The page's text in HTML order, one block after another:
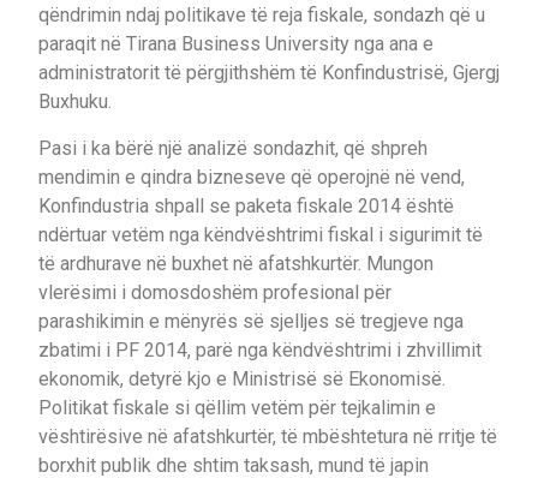
qëndrimin ndaj politikave të reja fiskale, sondazh që u
paraqit në Tirana Business University nga ana e
administratorit të përgjithshëm të Konfindustrisë, Gjergj
Buxhuku.
Pasi i ka bërë një analizë sondazhit, që shpreh
mendimin e qindra bizneseve që operojnë në vend,
Konfindustria shpall se paketa fiskale 2014 është
ndërtuar vetëm nga këndvështrimi fiskal i sigurimit të
të ardhurave në buxhet në afatshkurtër. Mungon
vlerësimi i domosdoshëm profesional për
parashikimin e mënyrës së sjelljes së tregjeve nga
zbatimi i PF 2014, parë nga këndvështrimi i zhvillimit
ekonomik, detyrë kjo e Ministrisë së Ekonomisë.
Politikat fiskale si qëllim vetëm për tejkalimin e
vështirësive në afatshkurtër, të mbështetura në rritje të
borxhit publik dhe shtim taksash, mund të japin